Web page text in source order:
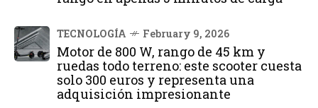
TECNOLOGÍA February 9, 2026
Motor de 800 W, rango de 45 km y
ruedas todo terreno: este scooter cuesta
solo 300 euros y representa una
adquisición impresionante